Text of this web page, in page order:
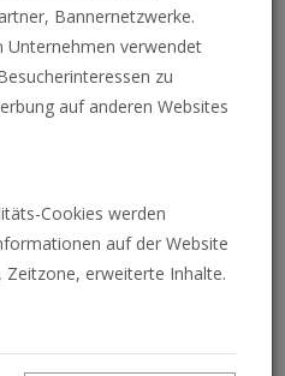
russischer Streitkräfte
vom
Wladimir Putin
unter direkter Beteiligung
Generälen beider
am 1. Juli berichtete.
Invasion in der
trägt dazu bei, die
militärische
und China zu
Prophezeiung die Welt
Bannernetzwerke.
Unternehmen verwendet
zu
auf anderen Websites
Cookies werden
auf der Website
Zeitzone, erweiterte Inhalte.